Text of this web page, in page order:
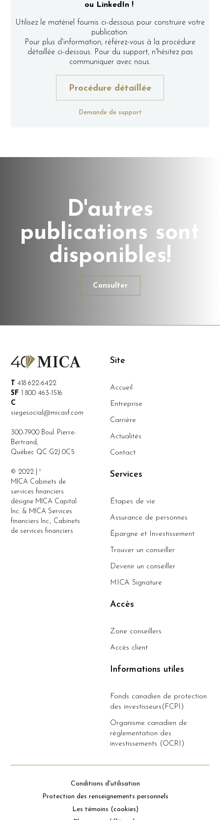
ou LinkedIn !
Utilisez le matériel fournis ci-dessous pour construire votre
publication.
Pour plus d'information, référez-vous à la procédure
détaillée ci-dessous. Pour du support, n'hésitez pas
communiquer avec nous.
Procédure détaillée
Demande de support
D'autres
publications sont
disponibles!
Consulter
418 622-6422
SF
1 800 463-1516
C
siegesocial@micasf.com
300-7900 Boul. Pierre-
Bertrand,
Québec QC G2J 0C5
© 2022 | ¹
MICA Cabinets de
services financiers
désigne MICA Capital
Inc. & MICA Services
financiers Inc., Cabinets
de services financiers
Site
Accueil
Entreprise
Carrière
Actualités
Contact
Services
Étapes de vie
Assurance de personnes
Épargne et Investissement
Trouver un conseiller
Devenir un conseiller
MICA Signature
Accès
Zone conseillers
Accès client
Informations utiles
Fonds canadien de protection
des investisseurs(FCPI)
Organisme canadien de
réglementation des
investissements (OCRI)
Conditions d'utilisation
Protection des renseignements personnels
Les témoins (cookies)